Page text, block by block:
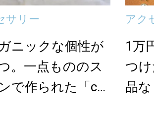
サリー
ニックな個性が
。一点もののス
で作られた「ch
アク
1万
つ
品